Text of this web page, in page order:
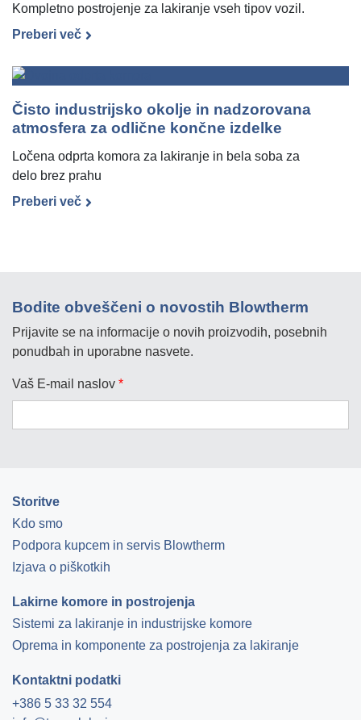
Kompletno postrojenje za lakiranje vseh tipov vozil.
Preberi več
Čisto industrijsko okolje in nadzorovana
atmosfera za odlične končne izdelke
Ločena odprta komora za lakiranje in bela soba za
delo brez prahu
Preberi več
Bodite obveščeni o novostih Blowtherm
Prijavite se na informacije o novih proizvodih, posebnih
ponudbah in uporabne nasvete.
Vaš E-mail naslov *
Storitve
Kdo smo
Podpora kupcem in servis Blowtherm
Izjava o piškotkih
Lakirne komore in postrojenja
Sistemi za lakiranje in industrijske komore
Oprema in komponente za postrojenja za lakiranje
Kontaktni podatki
+386 5 33 32 554